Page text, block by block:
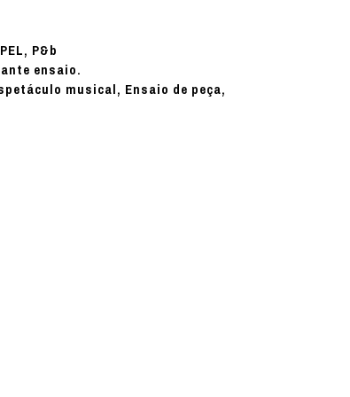
P&b
ensaio.
musical, Ensaio de peça,